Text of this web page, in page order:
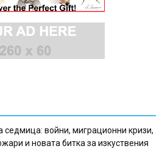
седмица: войни, миграционни кризи,
и новата битка за изкуствения